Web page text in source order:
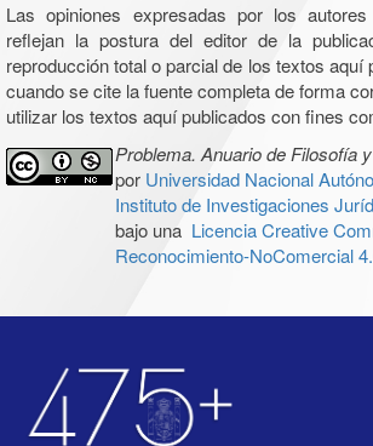
Las opiniones expresadas por los
reflejan la postura del editor de la
reproducción total o parcial de los textos aquí
cuando se cite la fuente completa de forma
utilizar los textos aquí publicados con fines
Problema. Anuario de Filosofía
por Universidad Nacional
Instituto de Investigaciones
bajo una Licencia Creative
Reconocimiento-NoComercial